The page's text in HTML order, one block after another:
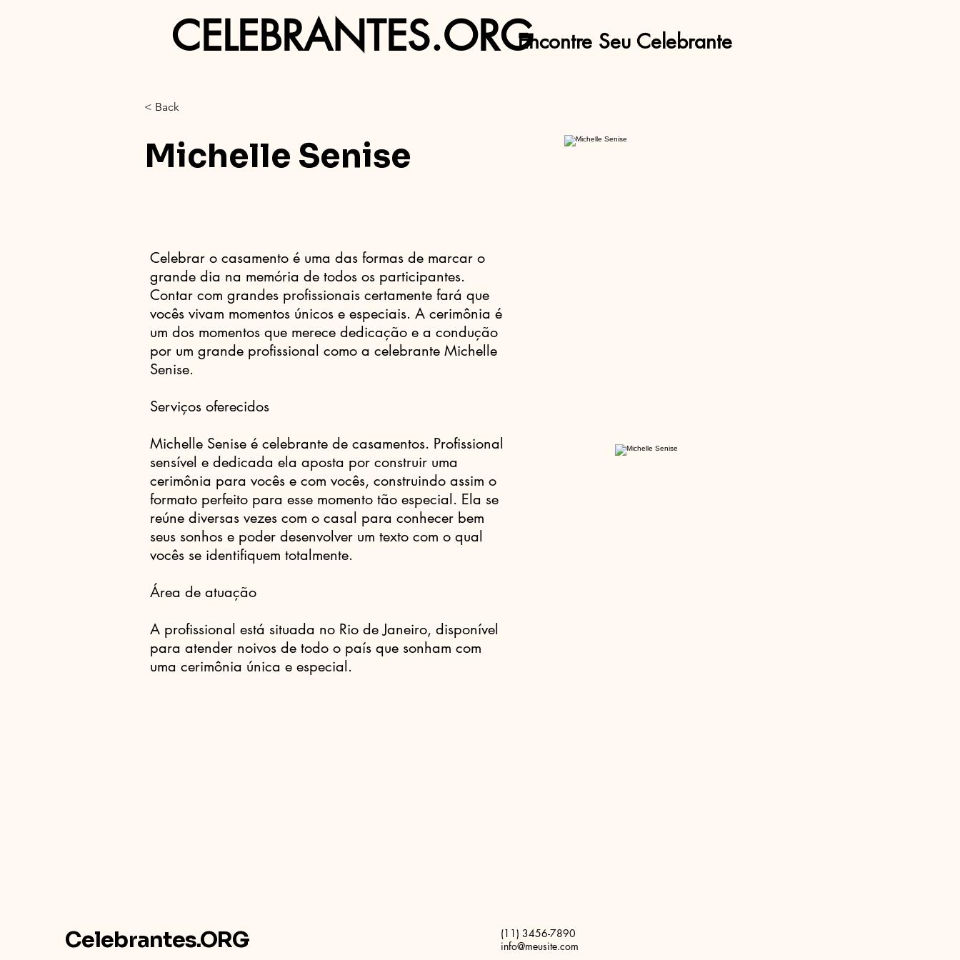
CELEBRANTES.ORGEncontre Seu Celebrante
< Back
Michelle Senise
Celebrar o casamento é uma das formas de marcar o
grande dia na memória de todos os participantes.
Contar com grandes profissionais certamente fará que
vocês vivam momentos únicos e especiais. A cerimônia é
um dos momentos que merece dedicação e a condução
por um grande profissional como a celebrante Michelle
Senise.
Serviços oferecidos
Michelle Senise é celebrante de casamentos. Profissional
sensível e dedicada ela aposta por construir uma
cerimônia para vocês e com vocês, construindo assim o
formato perfeito para esse momento tão especial. Ela se
reúne diversas vezes com o casal para conhecer bem
seus sonhos e poder desenvolver um texto com o qual
vocês se identifiquem totalmente.
Área de atuação
A profissional está situada no Rio de Janeiro, disponível
para atender noivos de todo o país que sonham com
uma cerimônia única e especial.
Celebrantes.ORG
(11) 3456-7890
info@meusite.com